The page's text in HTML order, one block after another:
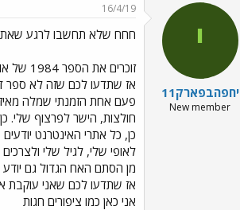
י
יחפהבפארק11
New member
16/4/19
חחח שלא תחשבו לרגע
זוכרים את הספר 1984 של אורוול?
אז שתדעו לכם שזה לא ספר
פעם אחת הזמנתי שמלה
חולצות, הישר לפרצוף שלי.
כן, כל אתרי האינטרנט
לאופי שלי, לגיל שלי
מן הסתם האח הגדול גם יודע למי אני מצביעה
אז שתדעו לכם שאני עוקבת
אני כאן כמו ציפורים חגות